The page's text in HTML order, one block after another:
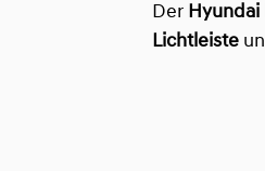
Der Hyundai
Lichtleiste